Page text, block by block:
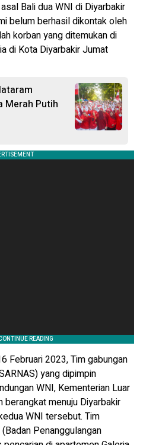
Bali dua WNI di Diyarbakir
belum berhasil dikontak oleh
korban yang ditemukan di
di Kota Diyarbakir Jumat
Merah Putih
Februari 2023, Tim gabungan
yang dipimpin
WNI, Kementerian Luar
berangkat menuju Diyarbakir
WNI tersebut. Tim
Penanggulangan